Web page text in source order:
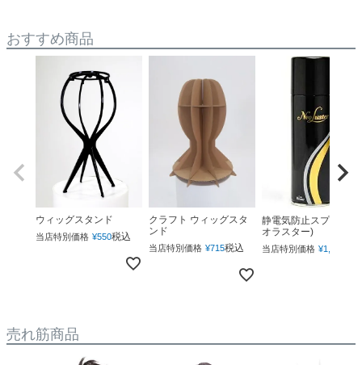
おすすめ商品
ウィッグスタンド
当店特別価格 ¥550税込
クラフト ウィッグスタ
ンド
当店特別価格 ¥715税込
静電気防止スプレー(ネ
オラスター)
当店特別価格 ¥1,760
売れ筋商品